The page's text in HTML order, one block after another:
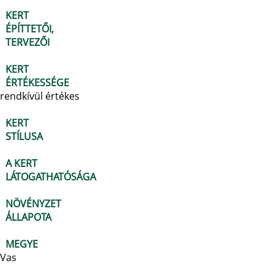
KERT
ÉPÍTTETŐI,
TERVEZŐI
KERT
ÉRTÉKESSÉGE
rendkívül értékes
KERT
STÍLUSA
A KERT
LÁTOGATHATÓSÁGA
NÖVÉNYZET
ÁLLAPOTA
MEGYE
Vas